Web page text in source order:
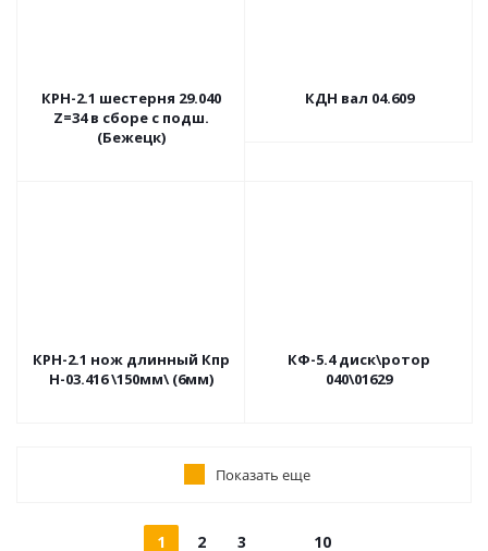
КРН-2.1 шестерня 29.040
Z=34 в сборе с подш.
(Бежецк)
КДН вал 04.609
КРН-2.1 нож длинный Кпр
Н-03.416 \150мм\ (6мм)
КФ-5.4 диск\ротор
040\01629
Показать еще
1 2 3 10